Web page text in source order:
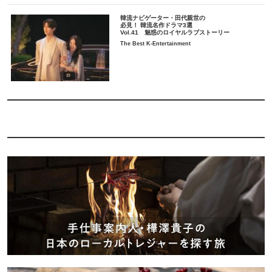
韓流ナビゲーター・田代親世の
必見！ 韓流名作ドラマ3選
Vol.41 魅惑のロイヤルラブストーリー
The Best K-Entertainment